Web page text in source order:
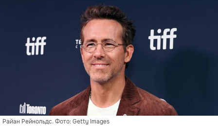
Райан Рейнольдс. Фото: Getty Images